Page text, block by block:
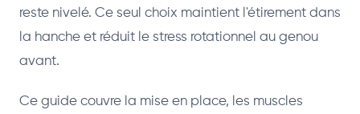
reste nivelé. Ce seul choix maintient l'étirement dans
la hanche et réduit le stress rotationnel au genou
avant.
Ce guide couvre la mise en place, les muscles